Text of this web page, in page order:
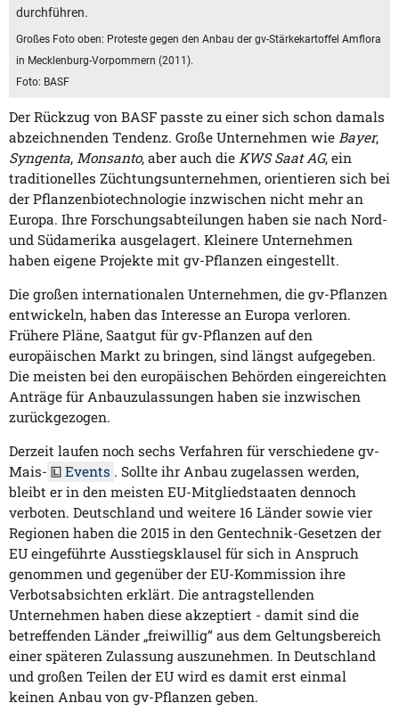
durchführen.
Großes Foto oben: Proteste gegen den Anbau der gv-Stärkekartoffel Amflora
in Mecklenburg-Vorpommern (2011).
Foto: BASF
Der Rückzug von BASF passte zu einer sich schon damals
abzeichnenden Tendenz. Große Unternehmen wie Bayer,
Syngenta, Monsanto, aber auch die KWS Saat AG, ein
traditionelles Züchtungsunternehmen, orientieren sich bei
der Pflanzenbiotechnologie inzwischen nicht mehr an
Europa. Ihre Forschungsabteilungen haben sie nach Nord-
und Südamerika ausgelagert. Kleinere Unternehmen
haben eigene Projekte mit gv-Pflanzen eingestellt.
Die großen internationalen Unternehmen, die gv-Pflanzen
entwickeln, haben das Interesse an Europa verloren.
Frühere Pläne, Saatgut für gv-Pflanzen auf den
europäischen Markt zu bringen, sind längst aufgegeben.
Die meisten bei den europäischen Behörden eingereichten
Anträge für Anbauzulassungen haben sie inzwischen
zurückgezogen.
Derzeit laufen noch sechs Verfahren für verschiedene gv-
Mais-
Events . Sollte ihr Anbau zugelassen werden,
bleibt er in den meisten EU-Mitgliedstaaten dennoch
verboten. Deutschland und weitere 16 Länder sowie vier
Regionen haben die 2015 in den Gentechnik-Gesetzen der
EU eingeführte Ausstiegsklausel für sich in Anspruch
genommen und gegenüber der EU-Kommission ihre
Verbotsabsichten erklärt. Die antragstellenden
Unternehmen haben diese akzeptiert - damit sind die
betreffenden Länder „freiwillig“ aus dem Geltungsbereich
einer späteren Zulassung auszunehmen. In Deutschland
und großen Teilen der EU wird es damit erst einmal
keinen Anbau von gv-Pflanzen geben.